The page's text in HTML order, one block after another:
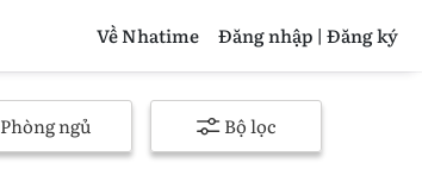
Về Nhatime Đăng nhập | Đăng ký
Phòng ngủ Bộ lọc